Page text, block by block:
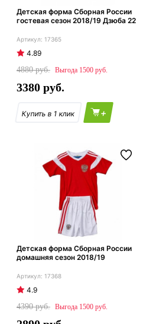
Детская форма Сборная России
гостевая сезон 2018/19 Дзюба 22
17365
4.89
4880
1500
3380
+
Детская форма Сборная России
домашняя сезон 2018/19
17368
4.9
4390
1500